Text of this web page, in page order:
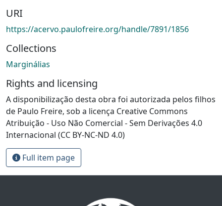
URI
https://acervo.paulofreire.org/handle/7891/1856
Collections
Marginálias
Rights and licensing
A disponibilização desta obra foi autorizada pelos filhos
de Paulo Freire, sob a licença Creative Commons
Atribuição - Uso Não Comercial - Sem Derivações 4.0
Internacional (CC BY-NC-ND 4.0)
Full item page